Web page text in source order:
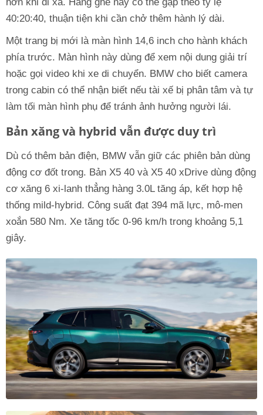
40:20:40, thuận tiện khi cần chở thêm hành lý dài.
Một trang bị mới là màn hình 14,6 inch cho hành khách
phía trước. Màn hình này dùng để xem nội dung giải trí
hoặc gọi video khi xe di chuyển. BMW cho biết camera
trong cabin có thể nhận biết nếu tài xế bị phân tâm và tự
làm tối màn hình phụ để tránh ảnh hưởng người lái.
Bản xăng và hybrid vẫn được duy trì
Dù có thêm bản điện, BMW vẫn giữ các phiên bản dùng
động cơ đốt trong. Bản X5 40 và X5 40 xDrive dùng động
cơ xăng 6 xi-lanh thẳng hàng 3.0L tăng áp, kết hợp hệ
thống mild-hybrid. Công suất đạt 394 mã lực, mô-men
xoắn 580 Nm. Xe tăng tốc 0-96 km/h trong khoảng 5,1
giây.